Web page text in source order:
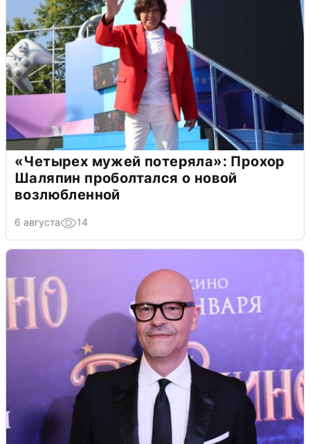
«Четырех мужей потеряла»: Прохор
Шаляпин проболтался о новой
возлюбленной
6 августа 14